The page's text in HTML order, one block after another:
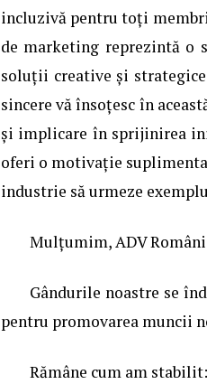
incluzivă pentru toți
de marketing reprezintă o
soluții creative și
sincere vă însoțesc în
și implicare în sprijinirea
oferi o motivație
industrie să urmeze
Mulțumim, ADV
Gândurile noastre se
pentru promovarea muncii
Rămâne cum am